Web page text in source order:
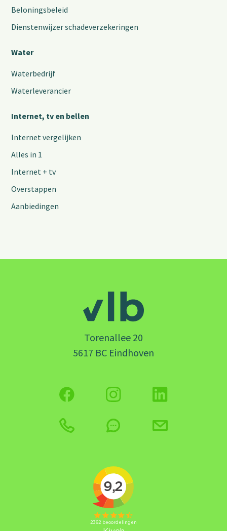
Beloningsbeleid
Dienstenwijzer schadeverzekeringen
Water
Waterbedrijf
Waterleverancier
Internet, tv en bellen
Internet vergelijken
Alles in 1
Internet + tv
Overstappen
Aanbiedingen
Torenallee 20
5617 BC Eindhoven